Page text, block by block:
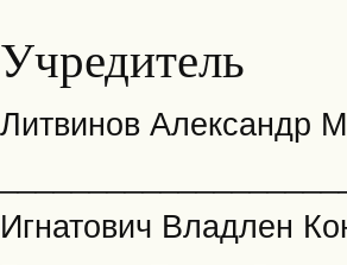
Учредитель
Литвинов Александр
Игнатович Владлен